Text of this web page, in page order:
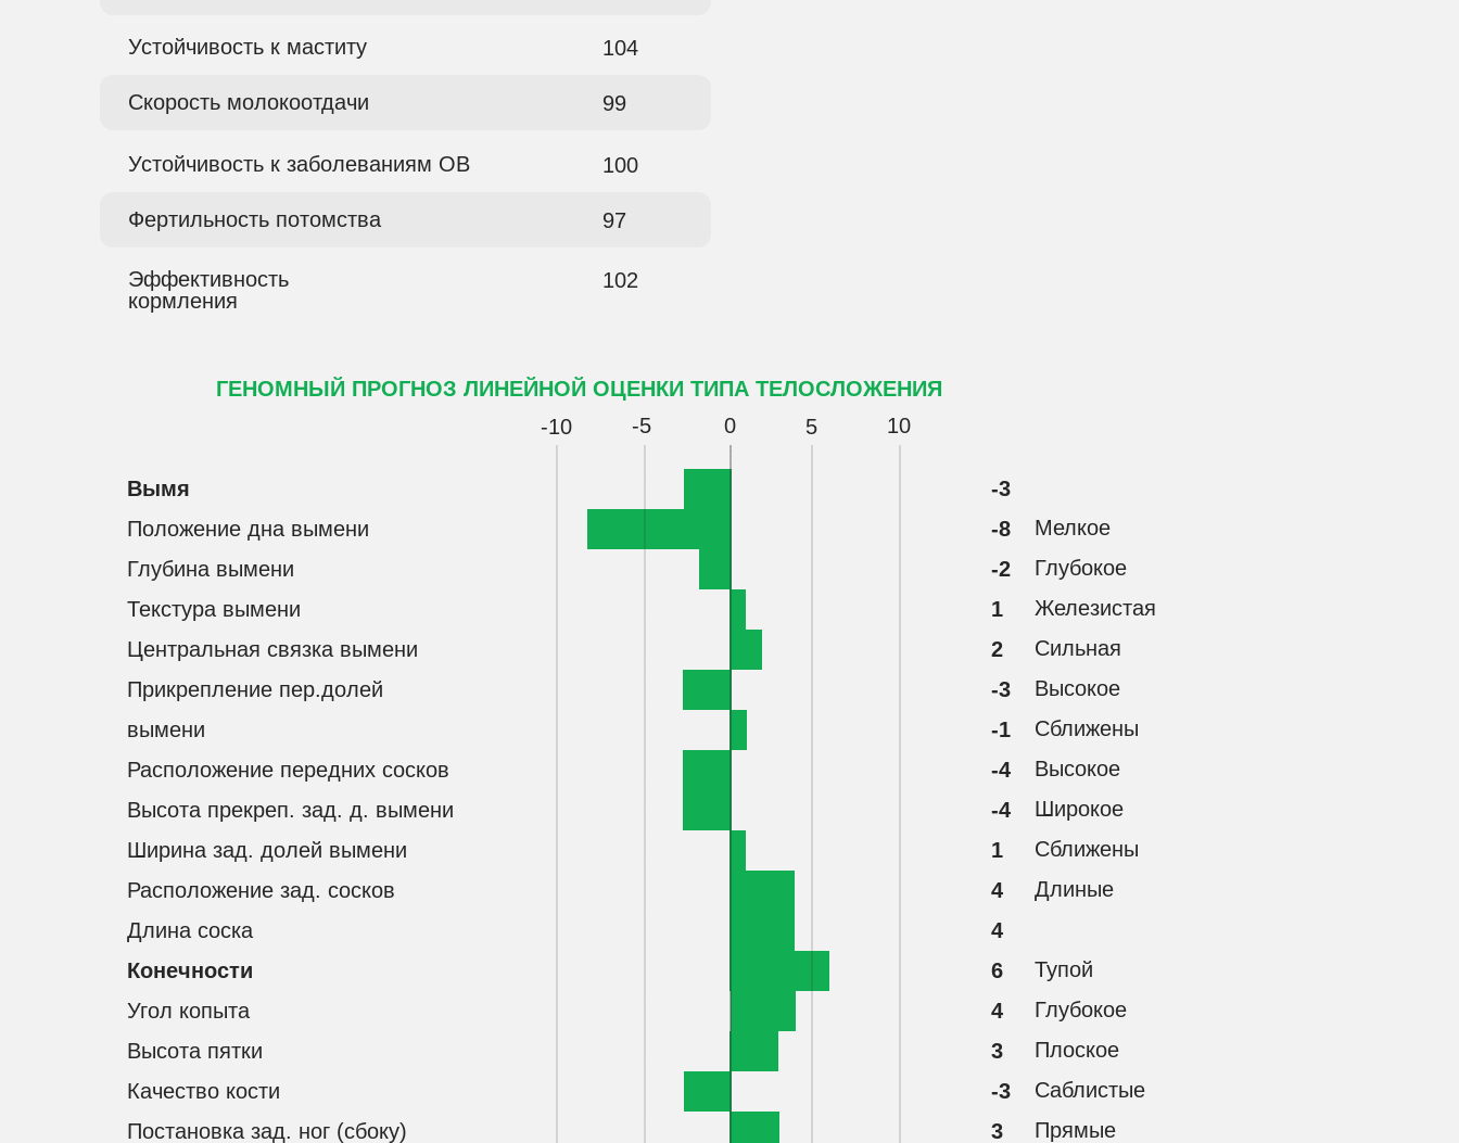
ГЕНОМНЫЙ ПРОГНОЗ ЛИНЕЙНОЙ ОЦЕНКИ ТИПА ТЕЛОСЛОЖЕНИЯ
102
-3
-8
-2
1
2
-3
-1
-4
-4
1
4
4
6
4
3
-3
3
Мелкое
Глубокое
Железистая
Сильная
Высокое
Сближены
Высокое
Широкое
Сближены
Длиные
Тупой
Глубокое
Плоское
Саблистые
Прямые
Вымя
Положение дна вымени
Глубина вымени
Текстура вымени
Центральная связка вымени
Прикрепление пер.долей
вымени
Расположение передних сосков
Высота прекреп. зад. д. вымени
Ширина зад. долей вымени
Расположение зад. сосков
Длина соска
Конечности
Угол копыта
Высота пятки
Качество кости
Постановка зад. ног (сбоку)
0 10
5
-5
-10
Эффективность
кормления
97
Фертильность потомства
100
Устойчивость к заболеваниям ОВ
99
Скорость молокоотдачи
104
Устойчивость к маститу